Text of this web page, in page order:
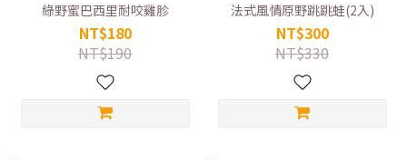
綠野蜜巴西里耐咬雞胗
NT$180
NT$190
法式風情原野跳跳蛙(2入)
NT$300
NT$330